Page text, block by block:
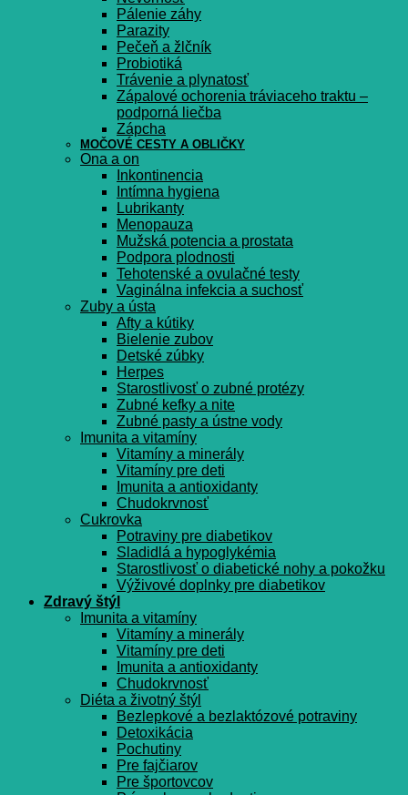
Pálenie záhy
Parazity
Pečeň a žlčník
Probiotiká
Trávenie a plynatosť
Zápalové ochorenia tráviaceho traktu –
podporná liečba
Zápcha
MOČOVÉ CESTY A OBLIČKY
Ona a on
Inkontinencia
Intímna hygiena
Lubrikanty
Menopauza
Mužská potencia a prostata
Podpora plodnosti
Tehotenské a ovulačné testy
Vaginálna infekcia a suchosť
Zuby a ústa
Afty a kútiky
Bielenie zubov
Detské zúbky
Herpes
Starostlivosť o zubné protézy
Zubné kefky a nite
Zubné pasty a ústne vody
Imunita a vitamíny
Vitamíny a minerály
Vitamíny pre deti
Imunita a antioxidanty
Chudokrvnosť
Cukrovka
Potraviny pre diabetikov
Sladidlá a hypoglykémia
Starostlivosť o diabetické nohy a pokožku
Výživové doplnky pre diabetikov
Zdravý štýl
Imunita a vitamíny
Vitamíny a minerály
Vitamíny pre deti
Imunita a antioxidanty
Chudokrvnosť
Diéta a životný štýl
Bezlepkové a bezlaktózové potraviny
Detoxikácia
Pochutiny
Pre fajčiarov
Pre športovcov